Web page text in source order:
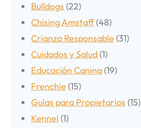
Bulldogs (22)
Chising Amstaff(48)
Crianza Responsable (31)
Cuidados y Salud (1)
Educación Canina (19)
Frenchie (15)
Guías para Propietarios (15)
Kennel (1)